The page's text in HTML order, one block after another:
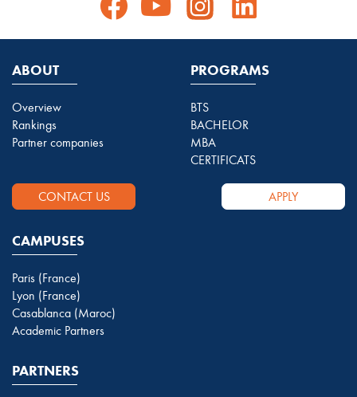
ABOUT
Overview
Rankings
Partner companies
PROGRAMS
BTS
BACHELOR
MBA
CERTIFICATS
CONTACT US APPLY
CAMPUSES
Paris (France)
Lyon (France)
Casablanca (Maroc)
Academic Partners
PARTNERS